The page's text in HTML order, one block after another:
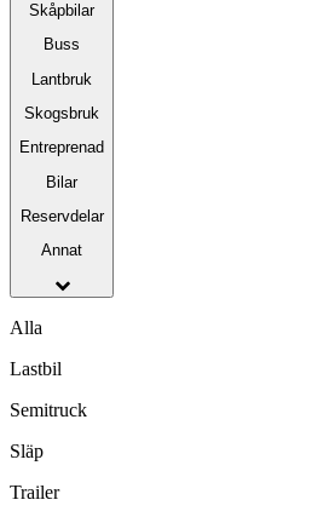
Skåpbilar
Buss
Lantbruk
Skogsbruk
Entreprenad
Bilar
Reservdelar
Annat
Alla
Lastbil
Semitruck
Släp
Trailer